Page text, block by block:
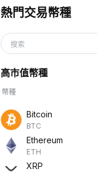
熱門交易幣種
搜索
高市值幣種
幣種
Bitcoin
BTC
Ethereum
ETH
XRP